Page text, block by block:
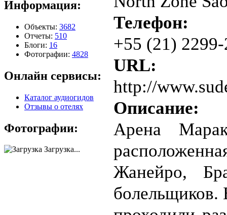
Информация:
Объекты: 3682
Отчеты: 510
Блоги: 16
Фотографии: 4828
Онлайн сервисы:
Каталог аудиогидов
Отзывы о отелях
Фотографии:
Загрузка...
Телефон:
+55 (21)
URL:
http://
Описание:
Арена
Жанейро,
болельщиков.